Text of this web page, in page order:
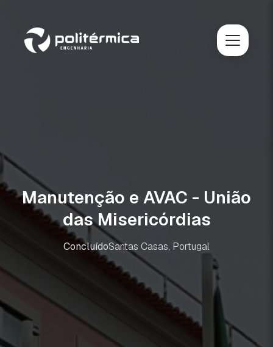
Manutenção e AVAC - União
das Misericórdias
ConcluídoSantas Casas, Portugal